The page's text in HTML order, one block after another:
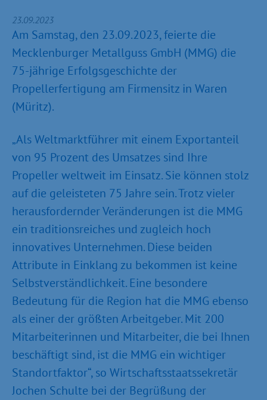
23.09.2023
Am Samstag, den 23.09.2023, feierte die
Mecklenburger Metallguss GmbH (MMG) die
75-jährige Erfolgsgeschichte der
Propellerfertigung am Firmensitz in Waren
(Müritz).
„Als Weltmarktführer mit einem Exportanteil
von 95 Prozent des Umsatzes sind Ihre
Propeller weltweit im Einsatz. Sie können stolz
auf die geleisteten 75 Jahre sein. Trotz vieler
herausfordernder Veränderungen ist die MMG
ein traditionsreiches und zugleich hoch
innovatives Unternehmen. Diese beiden
Attribute in Einklang zu bekommen ist keine
Selbstverständlichkeit. Eine besondere
Bedeutung für die Region hat die MMG ebenso
als einer der größten Arbeitgeber. Mit 200
Mitarbeiterinnen und Mitarbeiter, die bei Ihnen
beschäftigt sind, ist die MMG ein wichtiger
Standortfaktor“, so Wirtschaftsstaatssekretär
Jochen Schulte bei der Begrüßung der